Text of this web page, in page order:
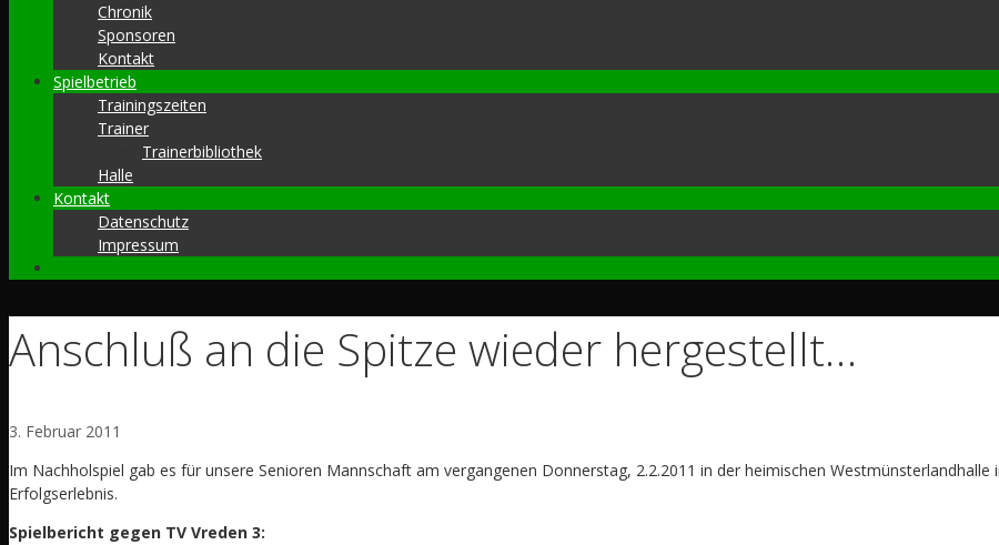
Chronik
Sponsoren
Kontakt
Spielbetrieb
Trainingszeiten
Trainer
Trainerbibliothek
Halle
Kontakt
Datenschutz
Impressum
Anschluß an die Spitze wieder hergestellt…
3. Februar 2011
Im Nachholspiel gab es für unsere Senioren Mannschaft am vergangenen Donnerstag, 2.2.2011 in der heimischen Westmünsterlandhalle
Erfolgserlebnis.
Spielbericht gegen TV Vreden 3: